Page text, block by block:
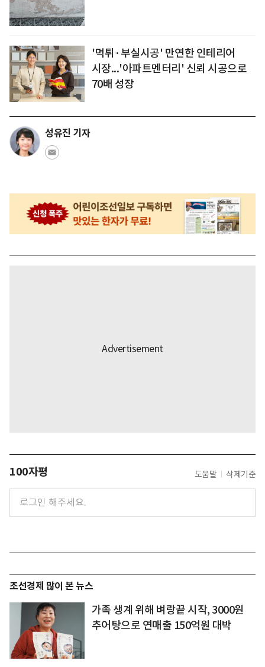
'먹튀·부실시공' 만연한 인테리어
시장...'아파트멘터리' 신뢰 시공으로
70배 성장
성유진 기자
100자평 도움말 삭제기준
조선경제 많이 본 뉴스
가족 생계 위해 벼랑끝 시작, 3000원
추어탕으로 연매출 150억원 대박